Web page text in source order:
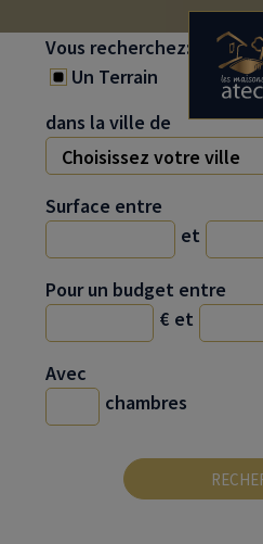
Vous recherchez:
Un Terrain
dans la ville de
Surface entre
et
Pour un budget entre
€ et
Avec
chambres